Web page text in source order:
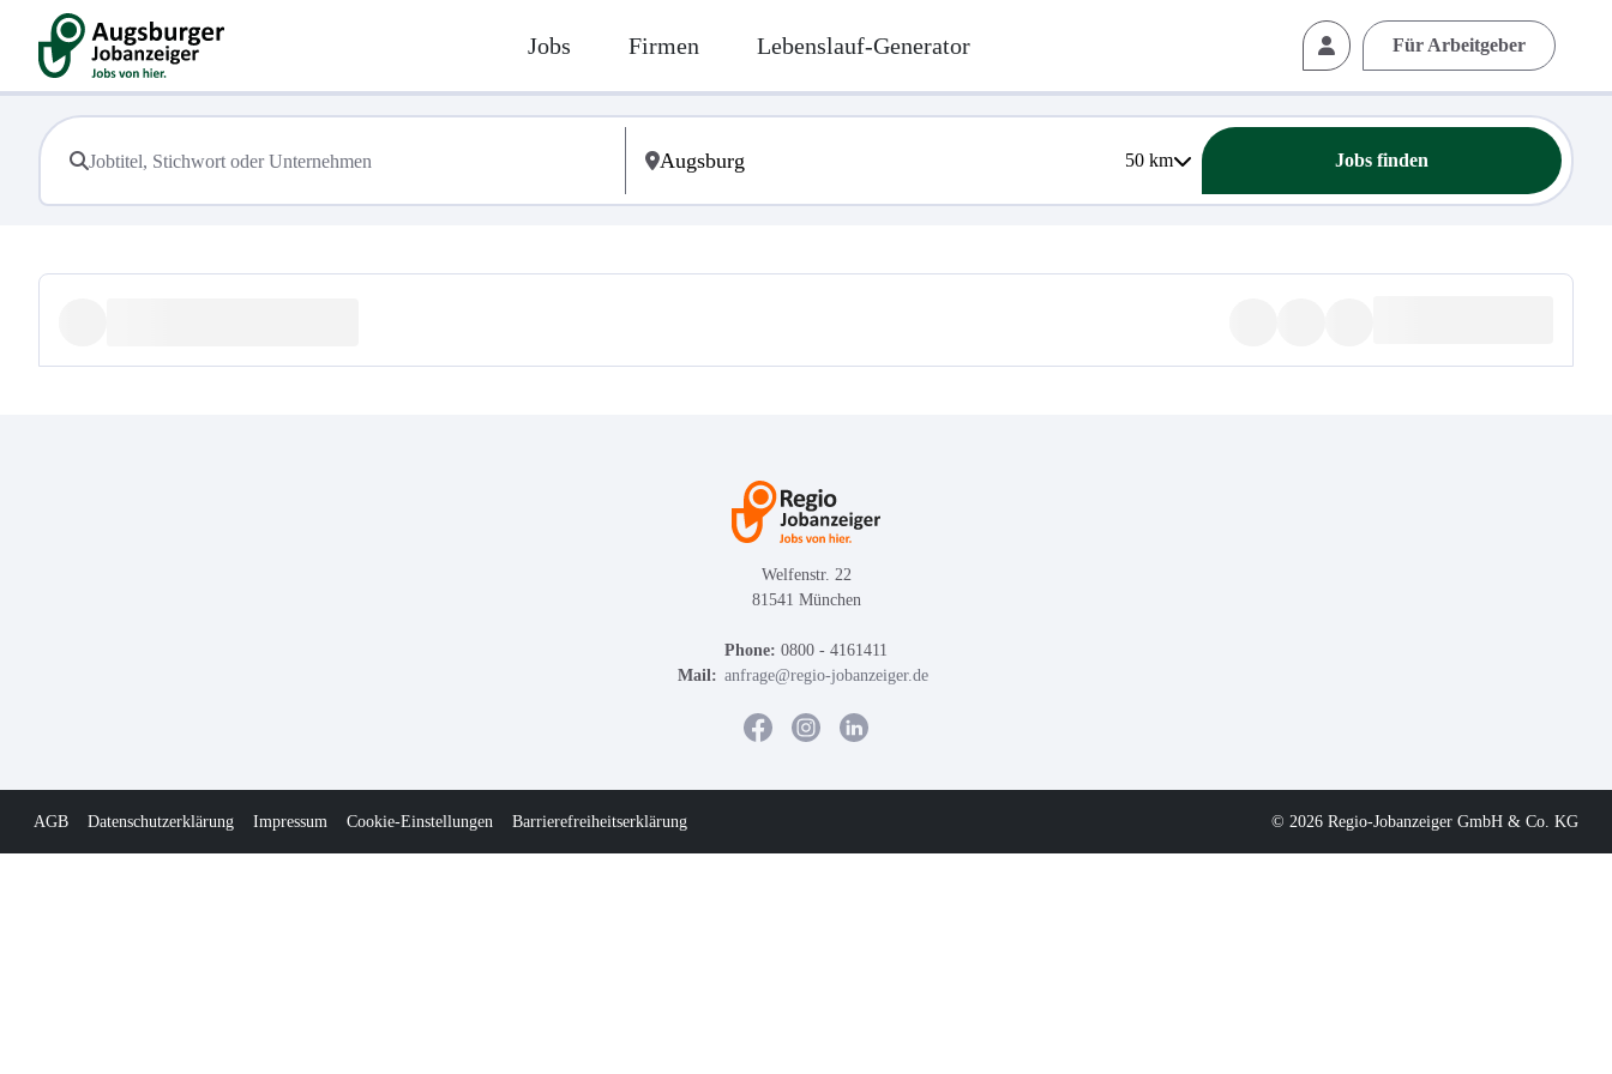
Jobs Firmen Lebenslauf-Generator Für Arbeitgeber
50km Jobs finden
Welfenstr. 22
81541 München
Phone: 0800 - 4161411
Mail: anfrage@regio-jobanzeiger.de
AGB Datenschutzerklärung Impressum Cookie-Einstellungen Barrierefreiheitserklärung © 2026 Regio-Jobanzeiger GmbH & Co. KG